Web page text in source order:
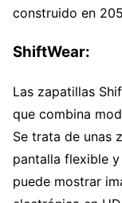
construido en
ShiftWear:
Las zapatillas
que combina
Se trata de unas
pantalla flexible
puede mostrar